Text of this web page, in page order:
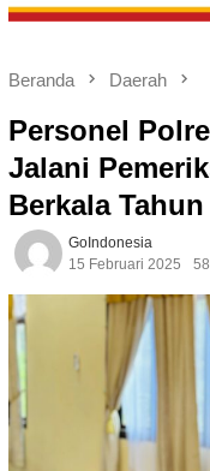
Beranda Daerah
Personel
Jalani
Berkala Tahun
GoIndonesia
15 Februari 2025